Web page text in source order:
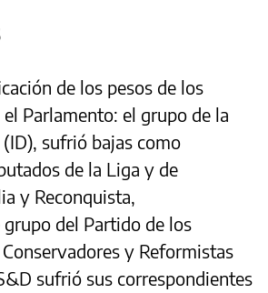
de los pesos de los
Parlamento: el grupo de la
sufrió bajas como
de la Liga y de
y Reconquista,
del Partido de los
y Reformistas
sufrió sus correspondientes